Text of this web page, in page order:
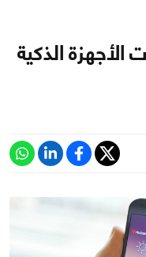
الذكية